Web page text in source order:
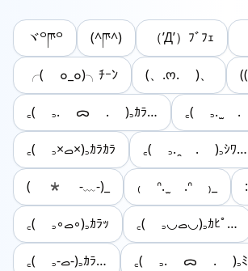
ヾ꒪ཫ꒪ (︎^ཫ︎^)‬ （’Д’）ﾌﾞﾌｪ
╭( ๐_๐)╮ﾁｰﾝ (、.ო. )、
꜀( ꜆. ᯅ . )꜆ｶﾗ… ꜀( ꜆. ̫ .
꜀( ꜆×ࡇ×)꜆ｶﾗｶﾗ ꜀( ꜆. ̯ . )꜆ｼﾜ…
( * -﹏-)_ ₍ ᐢ. ̫ .ᐢ ₎_
꜀( ꜆◦ࡇ◦)꜆ｶﾗｯ ꜀( ꜆◡ࡇ◡)꜆ｶﾋﾟ…
꜀( ꜆-ࡇ-)꜆ｶﾗ… ꜀( ꜆. ᯅ . )꜆ﾐ